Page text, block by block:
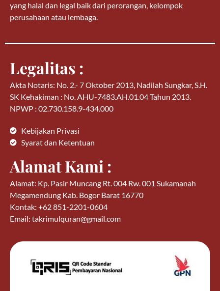
yang halal dan legal baik dari perorangan, kelompok
perusahaan atau lembaga.
Legalitas :
Akta Notaris: No. 2.- 7 Oktober 2013, Nadilah Sungkar, S.H.
SK Kehakiman : No. AHU-7483.AH.01.04 Tahun 2013.
NPWP : 02.730.158.9-434.000
Kebijakan Privasi
Syarat dan Ketentuan
Alamat Kami :
Alamat: Kp. Pasir Muncang Rt. 004 Rw. 001 Sukamanah
Megamendung Kab. Bogor Barat 16770
Kontak: +62 851-2201-0604
Email: takrimulquran@gmail.com